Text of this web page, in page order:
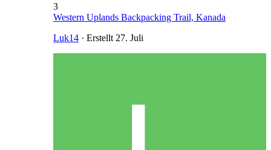
3
Western Uplands Backpacking Trail, Kanada
Luk14 · Erstellt 27. Juli